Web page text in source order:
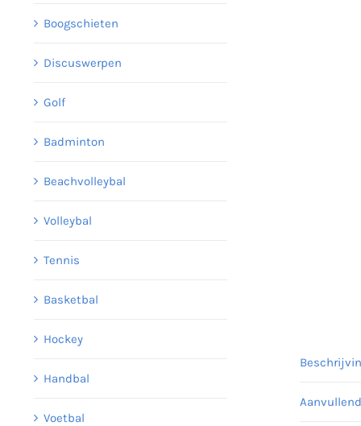
Boogschieten
Discuswerpen
Golf
Badminton
Beachvolleybal
Volleybal
Tennis
Basketbal
Hockey
Handbal
Voetbal